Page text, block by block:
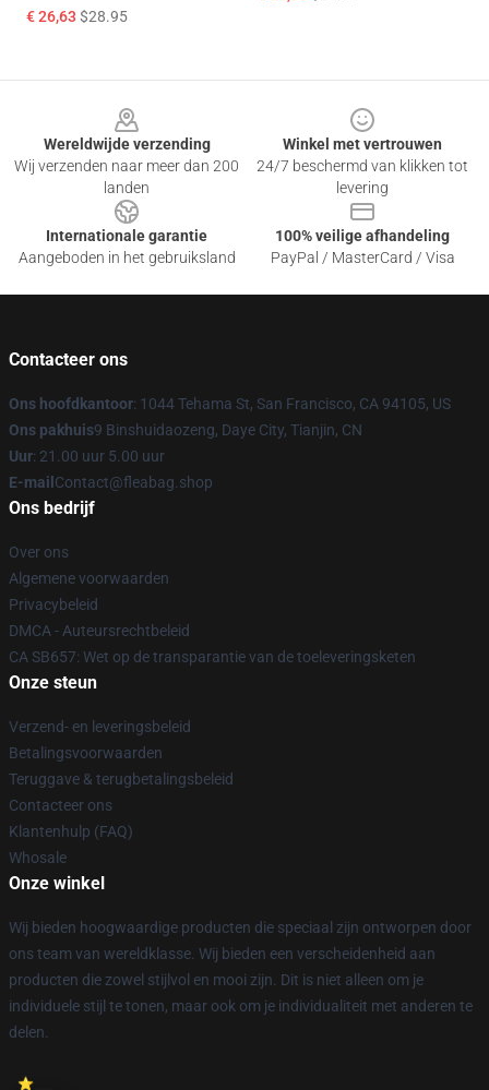
€ 26,63 $28.95
Wereldwijde verzending
Wij verzenden naar meer dan 200
landen
Winkel met vertrouwen
24/7 beschermd van klikken tot
levering
Internationale garantie
Aangeboden in het gebruiksland
100% veilige afhandeling
PayPal / MasterCard / Visa
Contacteer ons
Ons hoofdkantoor: 1044 Tehama St, San Francisco, CA 94105, US
Ons pakhuis9 Binshuidaozeng, Daye City, Tianjin, CN
Uur: 21.00 uur 5.00 uur
E-mail Contact@fleabag.shop
Ons bedrijf
Over ons
Algemene voorwaarden
Privacybeleid
DMCA - Auteursrechtbeleid
CA SB657: Wet op de transparantie van de toeleveringsketen
Onze steun
Verzend- en leveringsbeleid
Betalingsvoorwaarden
Teruggave & terugbetalingsbeleid
Contacteer ons
Klantenhulp (FAQ)
Whosale
Onze winkel
Wij bieden hoogwaardige producten die speciaal zijn ontworpen door
ons team van wereldklasse. Wij bieden een verscheidenheid aan
producten die zowel stijlvol en mooi zijn. Dit is niet alleen om je
individuele stijl te tonen, maar ook om je individualiteit met anderen te
delen.